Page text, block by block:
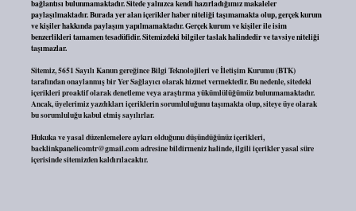
bağlantısı bulunmamaktadır. Sitede yalnızca kendi hazırladığımız makaleler
paylaşılmaktadır. Burada yer alan içerikler haber niteliği taşımamakta olup, gerçek kurum
ve kişiler hakkında paylaşım yapılmamaktadır. Gerçek kurum ve kişiler ile isim
benzerlikleri tamamen tesadüfidir. Sitemizdeki bilgiler taslak halindedir ve tavsiye niteliği
taşımazlar.
Sitemiz, 5651 Sayılı Kanun gereğince Bilgi Teknolojileri ve İletişim Kurumu (BTK)
tarafından onaylanmış bir Yer Sağlayıcı olarak hizmet vermektedir. Bu nedenle, sitedeki
içerikleri proaktif olarak denetleme veya araştırma yükümlülüğümüz bulunmamaktadır.
Ancak, üyelerimiz yazdıkları içeriklerin sorumluluğunu taşımakta olup, siteye üye olarak
bu sorumluluğu kabul etmiş sayılırlar.
Hukuka ve yasal düzenlemelere aykırı olduğunu düşündüğünüz içerikleri,
backlinkpanelicomtr@gmail.comadresine bildirmeniz halinde, ilgili içerikler yasal süre
içerisinde sitemizden kaldırılacaktır.